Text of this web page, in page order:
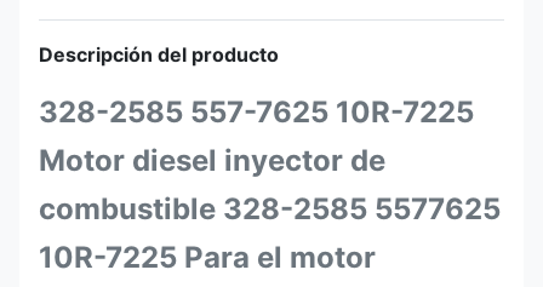
Descripción del producto
328-2585 557-7625 10R-7225
Motor diesel inyector de
combustible 328-2585 5577625
10R-7225 Para el motor